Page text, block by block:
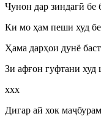
Чунон дар зиндагӣ бе
Ки мо ҳам пеши худ
Ҳама дарҳои дунё
Зи афғон гуфтани худ
ххх
Дигар ай хок маҷ